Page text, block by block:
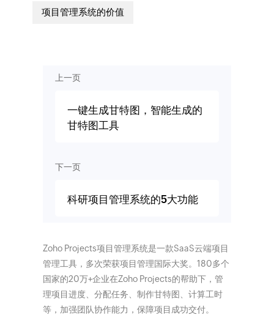
项目管理系统的价值
上一页
一键生成甘特图，智能生成的
甘特图工具
下一页
科研项目管理系统的5大功能
Zoho Projects项目管理系统是一款SaaS云端项目
管理工具，多次荣获项目管理国际大奖。180多个
国家的20万+企业在Zoho Projects的帮助下，管
理项目进度、分配任务、制作甘特图、计算工时
等，加强团队协作能力，保障项目成功交付。